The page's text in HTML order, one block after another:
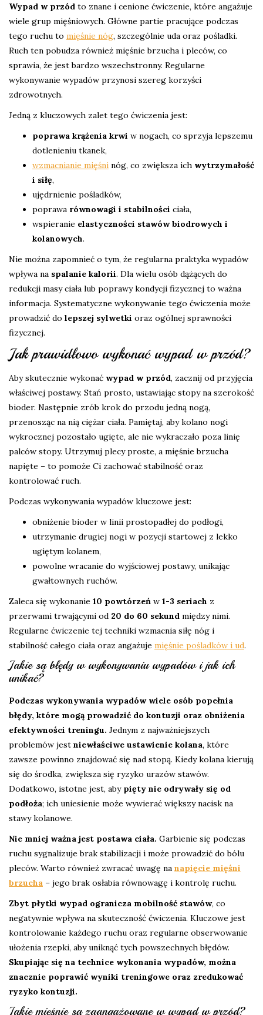
Wypad w przód to znane i cenione ćwiczenie, które angażuje
wiele grup mięśniowych. Główne partie pracujące podczas
tego ruchu to mięśnie nóg, szczególnie uda oraz pośladki.
Ruch ten pobudza również mięśnie brzucha i pleców, co
sprawia, że jest bardzo wszechstronny. Regularne
wykonywanie wypadów przynosi szereg korzyści
zdrowotnych.
Jedną z kluczowych zalet tego ćwiczenia jest:
poprawa krążenia krwi w nogach, co sprzyja lepszemu
dotlenieniu tkanek,
wzmacnianie mięśni nóg, co zwiększa ich wytrzymałość
i siłę,
ujędrnienie pośladków,
poprawa równowagi i stabilności ciała,
wspieranie elastyczności stawów biodrowych i
kolanowych.
Nie można zapomnieć o tym, że regularna praktyka wypadów
wpływa na spalanie kalorii. Dla wielu osób dążących do
redukcji masy ciała lub poprawy kondycji fizycznej to ważna
informacja. Systematyczne wykonywanie tego ćwiczenia może
prowadzić do lepszej sylwetki oraz ogólnej sprawności
fizycznej.
Jak prawidłowo wykonać wypad w przód?
Aby skutecznie wykonać wypad w przód, zacznij od przyjęcia
właściwej postawy. Stań prosto, ustawiając stopy na szerokość
bioder. Następnie zrób krok do przodu jedną nogą,
przenosząc na nią ciężar ciała. Pamiętaj, aby kolano nogi
wykrocznej pozostało ugięte, ale nie wykraczało poza linię
palców stopy. Utrzymuj plecy proste, a mięśnie brzucha
napięte – to pomoże Ci zachować stabilność oraz
kontrolować ruch.
Podczas wykonywania wypadów kluczowe jest:
obniżenie bioder w linii prostopadłej do podłogi,
utrzymanie drugiej nogi w pozycji startowej z lekko
ugiętym kolanem,
powolne wracanie do wyjściowej postawy, unikając
gwałtownych ruchów.
Zaleca się wykonanie 10 powtórzeń w 1-3 seriach z
przerwami trwającymi od 20 do 60 sekund między nimi.
Regularne ćwiczenie tej techniki wzmacnia siłę nóg i
stabilność całego ciała oraz angażuje mięśnie pośladków i ud.
Jakie są błędy w wykonywaniu wypadów i jak ich
unikać?
Podczas wykonywania wypadów wiele osób popełnia
błędy, które mogą prowadzić do kontuzji oraz obniżenia
efektywności treningu. Jednym z najważniejszych
problemów jest niewłaściwe ustawienie kolana, które
zawsze powinno znajdować się nad stopą. Kiedy kolana kierują
się do środka, zwiększa się ryzyko urazów stawów.
Dodatkowo, istotne jest, aby pięty nie odrywały się od
podłoża; ich uniesienie może wywierać większy nacisk na
stawy kolanowe.
Nie mniej ważna jest postawa ciała. Garbienie się podczas
ruchu sygnalizuje brak stabilizacji i może prowadzić do bólu
pleców. Warto również zwracać uwagę na napięcie mięśni
brzucha – jego brak osłabia równowagę i kontrolę ruchu.
Zbyt płytki wypad ogranicza mobilność stawów, co
negatywnie wpływa na skuteczność ćwiczenia. Kluczowe jest
kontrolowanie każdego ruchu oraz regularne obserwowanie
ułożenia rzepki, aby uniknąć tych powszechnych błędów.
Skupiając się na technice wykonania wypadów, można
znacznie poprawić wyniki treningowe oraz zredukować
ryzyko kontuzji.
Jakie mięśnie są zaangażowane w wypad w przód?